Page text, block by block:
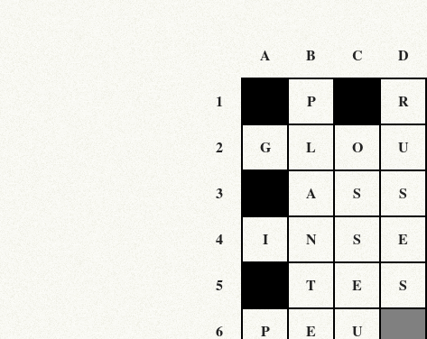
A B C D
1 P R
2 G L O U
3 A S S
4 I N S E
5 T E S
6 P E U